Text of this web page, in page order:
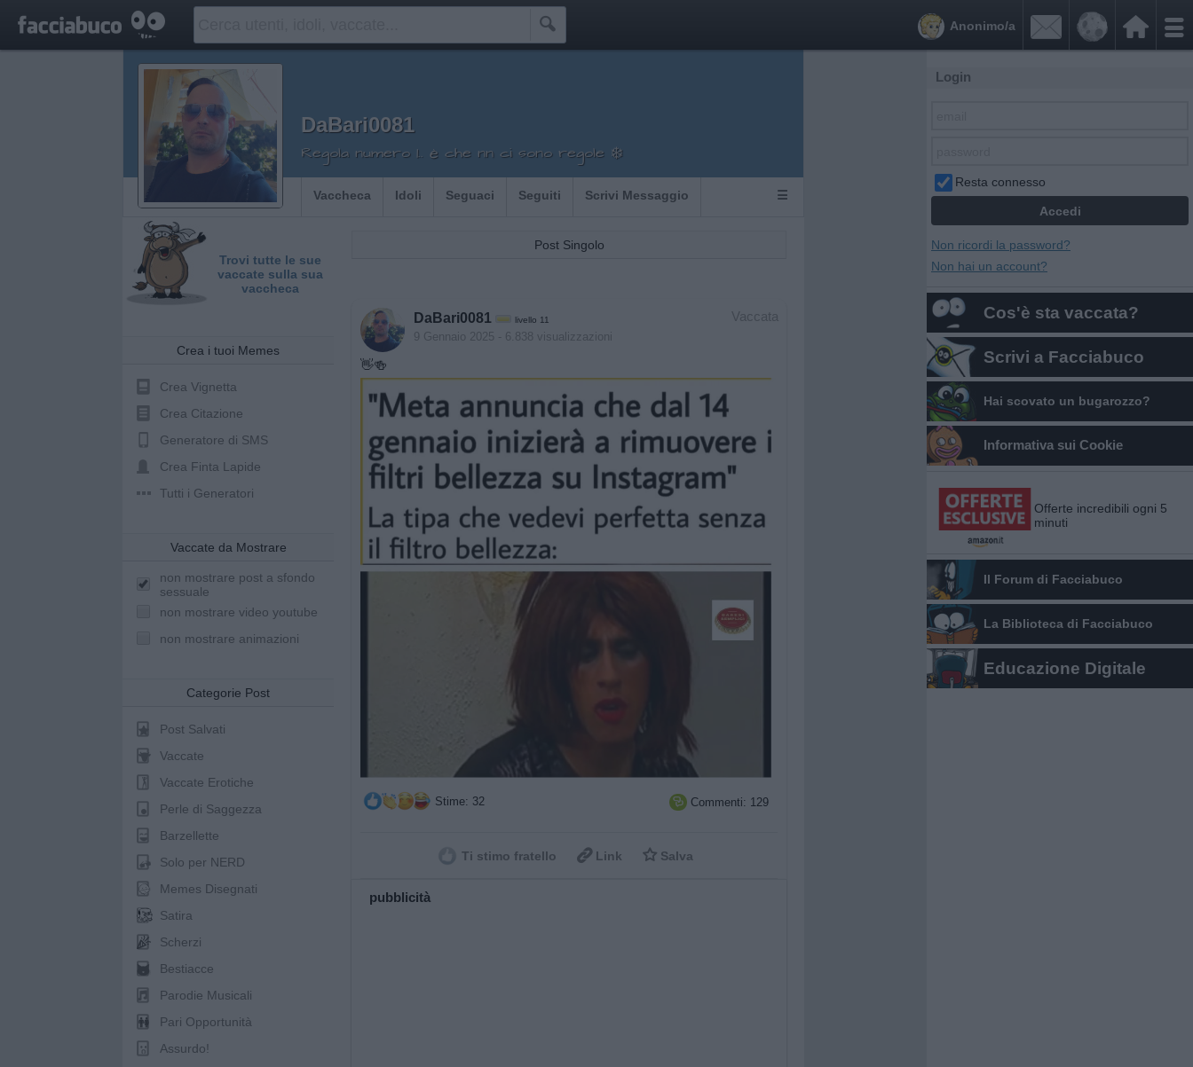
 

Anonimo/a
DaBari0081
Regola numero 1.. è che nn ci sono regole ❄️
Vaccheca Idoli Seguaci Seguiti Scrivi Messaggio ☰
Trovi tutte le sue
vaccate sulla sua
vaccheca
Crea i tuoi Memes
Crea Vignetta
Crea Citazione
Generatore di SMS
Crea Finta Lapide
Tutti i Generatori
Vaccate da Mostrare
non mostrare post a sfondo
sessuale
non mostrare video youtube
non mostrare animazioni
Categorie Post
Post Salvati
Vaccate
Vaccate Erotiche
Perle di Saggezza
Barzellette
Solo per NERD
Memes Disegnati
Satira
Scherzi
Bestiacce
Parodie Musicali
Pari Opportunità
Assurdo!
Post Singolo
Vaccata
DaBari0081 livello 11
9 Gennaio 2025 - 6.838 visualizzazioni
👋🍻
Stime: 32  Commenti: 129
Ti stimo fratello  Link  Salva
pubblicità
Login
Resta connesso
Non ricordi la password?
Non hai un account?
Cos'è sta vaccata?
Scrivi a Facciabuco
Hai scovato un bugarozzo?
Informativa sui Cookie
Offerte incredibili ogni 5
minuti
Il Forum di Facciabuco
La Biblioteca di Facciabuco
Educazione Digitale